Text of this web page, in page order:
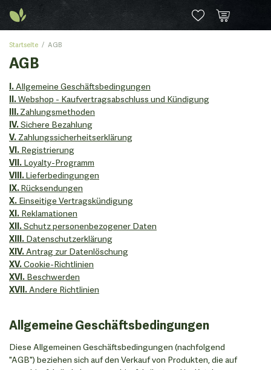
Startseite AGB
AGB
I.Allgemeine Geschäftsbedingungen
II.Webshop - Kaufvertragsabschluss und Kündigung
III.Zahlungsmethoden
IV.Sichere Bezahlung
V. Zahlungssicherheitserklärung
VI. Registrierung
VII. Loyalty-Programm
VIII.Lieferbedingungen
IX.Rücksendungen
X. Einseitige Vertragskündigung
XI. Reklamationen
XII.Schutz personenbezogener Daten
XIII. Datenschutzerklärung
XIV.Antrag zur Datenlöschung
XV.Cookie-Richtlinien
XVI. Beschwerden
XVII.Andere Richtlinien
Allgemeine Geschäftsbedingungen
Diese Allgemeinen Geschäftsbedingungen (nachfolgend
"AGB") beziehen sich auf den Verkauf von Produkten, die auf